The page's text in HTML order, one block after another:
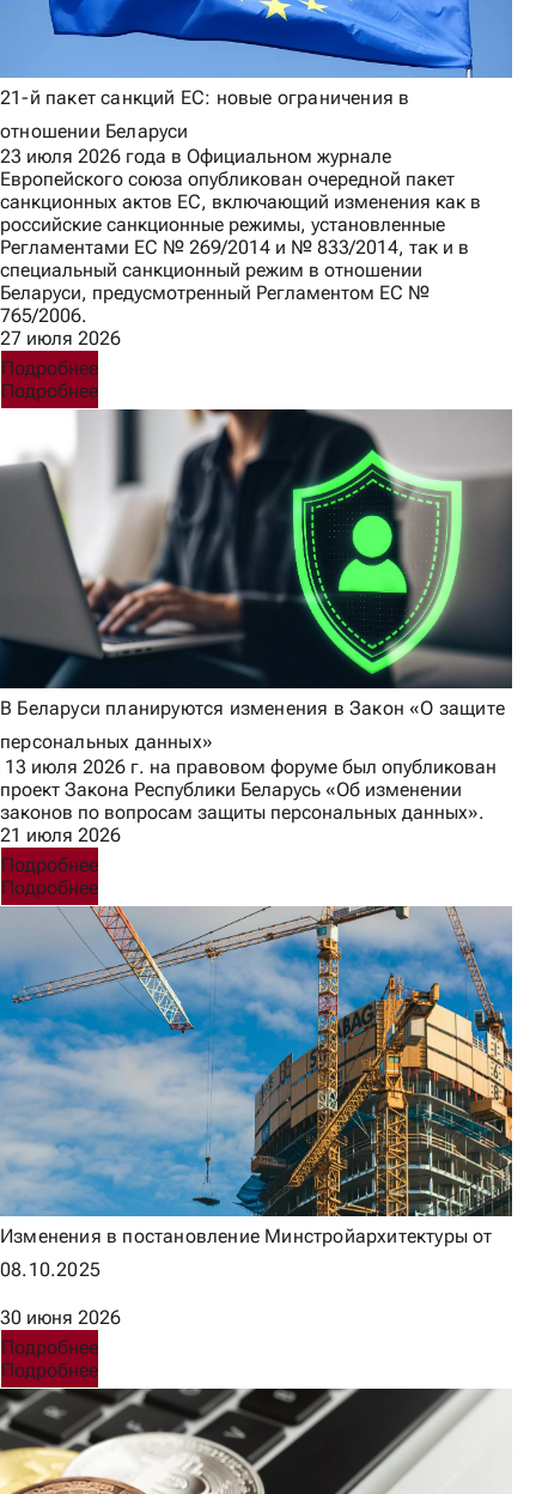
21-й пакет санкций ЕС: новые ограничения в
отношении Беларуси
23 июля 2026 года в Официальном журнале
Европейского союза опубликован очередной пакет
санкционных актов ЕС, включающий изменения как в
российские санкционные режимы, установленные
Регламентами ЕС № 269/2014 и № 833/2014, так и в
специальный санкционный режим в отношении
Беларуси, предусмотренный Регламентом ЕС №
765/2006.
27 июля 2026
Подробнее
Подробнее
В Беларуси планируются изменения в Закон «О защите
персональных данных»
13 июля 2026 г. на правовом форуме был опубликован
проект Закона Республики Беларусь «Об изменении
законов по вопросам защиты персональных данных».
21 июля 2026
Подробнее
Подробнее
Изменения в постановление Минстройархитектуры от
08.10.2025
30 июня 2026
Подробнее
Подробнее